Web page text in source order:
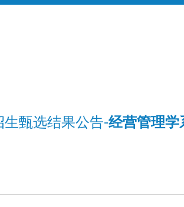
甄选结果公告-经营管理